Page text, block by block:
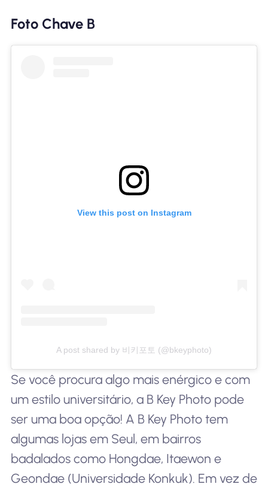
Foto Chave B
View this post on Instagram
A post shared by 비키포토 (@bkeyphoto)
Se você procura algo mais enérgico e com
um estilo universitário, a B Key Photo pode
ser uma boa opção! A B Key Photo tem
algumas lojas em Seul, em bairros
badalados como Hongdae, Itaewon e
Geondae (Universidade Konkuk). Em vez de